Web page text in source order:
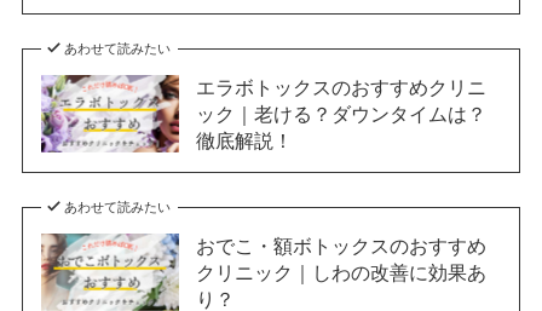
あわせて読みたい
エラボトックスのおすすめクリニ
ック｜老ける？ダウンタイムは？
徹底解説！
あわせて読みたい
おでこ・額ボトックスのおすすめ
クリニック｜しわの改善に効果あ
り？